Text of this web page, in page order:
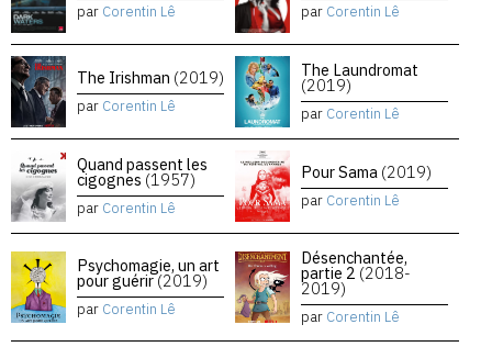
par Corentin Lê par Corentin Lê
The Irishman (2019)
par Corentin Lê
The Laundromat
(2019)
par Corentin Lê
Quand passent les
cigognes (1957)
par Corentin Lê
Pour Sama (2019)
par Corentin Lê
Psychomagie, un art
pour guérir(2019)
par Corentin Lê
Désenchantée,
partie 2 (2018-
2019)
par Corentin Lê